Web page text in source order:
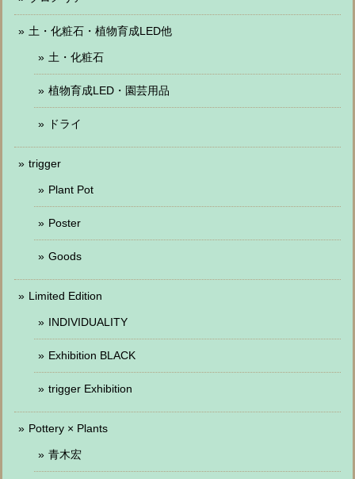
土・化粧石・植物育成LED他
土・化粧石
植物育成LED・園芸用品
ドライ
trigger
Plant Pot
Poster
Goods
Limited Edition
INDIVIDUALITY
Exhibition BLACK
trigger Exhibition
Pottery × Plants
青木宏